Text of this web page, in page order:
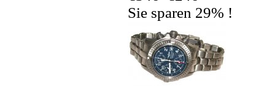
Sie sparen 29% !